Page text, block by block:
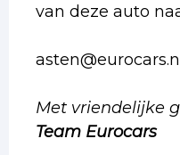
van deze auto
Met vriendelijke
Team Eurocars